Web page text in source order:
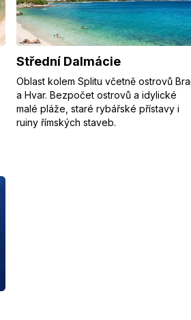
Střední Dalmácie
Oblast kolem Splitu včetně ostrovů
a Hvar. Bezpočet ostrovů a idylické
malé pláže, staré rybářské přístavy i
ruiny římských staveb.